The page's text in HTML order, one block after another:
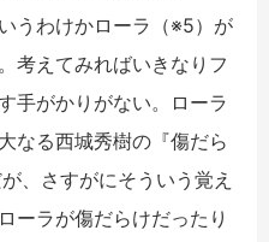
うわけかローラ（※5）が
考えてみればいきなりフ
手がかりがない。ローラ
なる西城秀樹の『傷だら
、さすがにそういう覚え
ーラが傷だらけだったり